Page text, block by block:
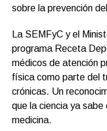
sobre la prevención
La SEMFyC y el
programa Receta
médicos de atención
física como parte del
crónicas. Un
que la ciencia ya
medicina.